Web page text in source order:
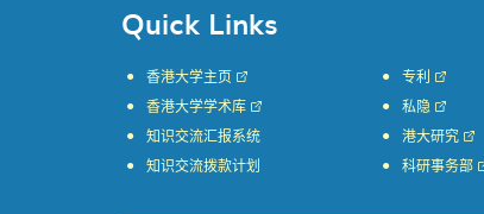
Quick Links
香港大学主页
香港大学学术库
知识交流汇报系统
知识交流拨款计划
专利
私隐
港大研究
科研事务部